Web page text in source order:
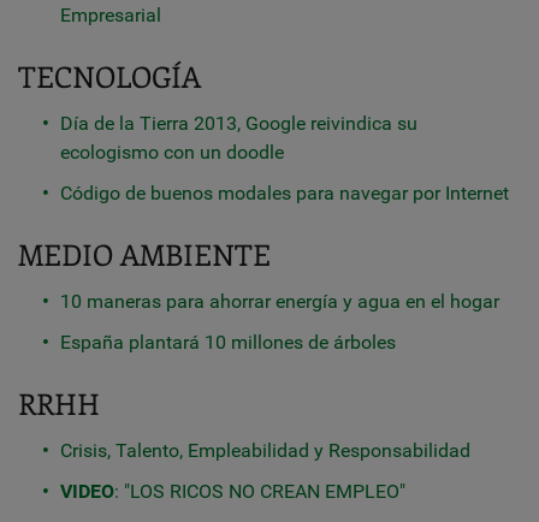
Empresarial
TECNOLOGÍA
Día de la Tierra 2013, Google reivindica su
ecologismo con un doodle
Código de buenos modales para navegar por Internet
MEDIO AMBIENTE
10 maneras para ahorrar energía y agua en el hogar
España plantará 10 millones de árboles
RRHH
Crisis, Talento, Empleabilidad y Responsabilidad
VIDEO: "LOS RICOS NO CREAN EMPLEO"